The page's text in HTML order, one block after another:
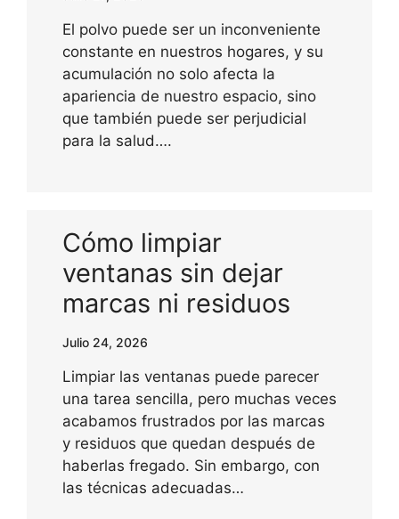
El polvo puede ser un inconveniente
constante en nuestros hogares, y su
acumulación no solo afecta la
apariencia de nuestro espacio, sino
que también puede ser perjudicial
para la salud….
Cómo limpiar
ventanas sin dejar
marcas ni residuos
Julio 24, 2026
Limpiar las ventanas puede parecer
una tarea sencilla, pero muchas veces
acabamos frustrados por las marcas
y residuos que quedan después de
haberlas fregado. Sin embargo, con
las técnicas adecuadas…